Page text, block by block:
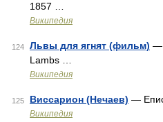
1857 …
Википедия
124 Львы для ягнят (фильм) —
Lambs …
Википедия
125 Виссарион (Нечаев) —
Википедия